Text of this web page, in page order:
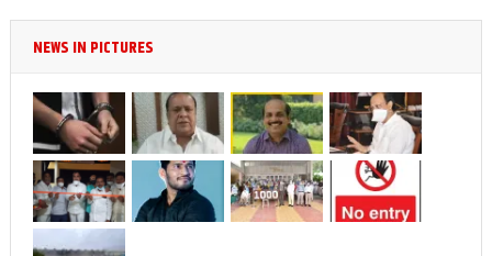
NEWS IN PICTURES